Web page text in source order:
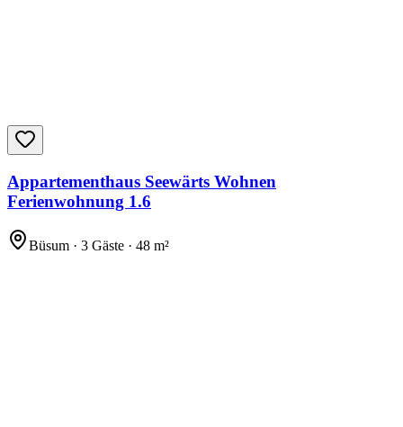
Appartementhaus Seewärts Wohnen
Ferienwohnung 1.6
Büsum · 3 Gäste · 48 m²